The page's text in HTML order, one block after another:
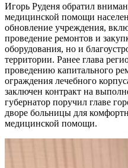
Игорь Руденя обратил
медицинской помощи
обновление учреждения,
проведение ремонтов и
оборудования, но и
территории. Ранее глава
проведению капитального
ограждения лечебного
заключен контракт на
губернатор поручил главе
дворе больницы для
медицинской помощи.